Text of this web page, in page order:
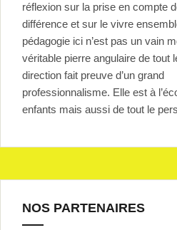
réflexion sur la prise en compte
différence et sur le vivre
pédagogie ici n’est pas un vain
véritable pierre angulaire de tout
direction fait preuve d’un grand
professionnalisme. Elle est à
enfants mais aussi de tout le
NOS PARTENAIRES